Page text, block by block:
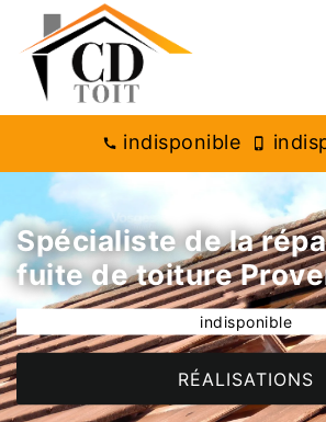
indisponible
Spécialiste de la
fuite de toiture
indisponible
RÉALISATIONS